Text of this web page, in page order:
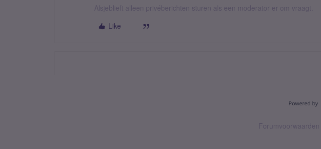
Alsjeblieft alleen privéberichten sturen als een moderator er om vraagt.
Like
Forumvoorwaarden